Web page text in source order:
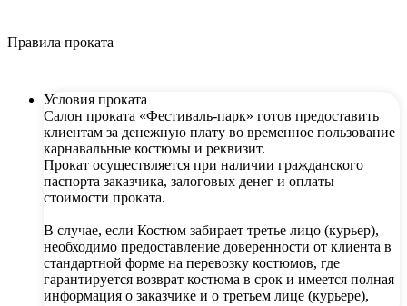
Правила проката
Условия проката
Салон проката «Фестиваль-парк» готов предоставить
клиентам за денежную плату во временное пользование
карнавальные костюмы и реквизит.
Прокат осуществляется при наличии гражданского
паспорта заказчика, залоговых денег и оплаты
стоимости проката.
В случае, если Костюм забирает третье лицо (курьер),
необходимо предоставление доверенности от клиента в
стандартной форме на перевозку костюмов, где
гарантируется возврат костюма в срок и имеется полная
информация о заказчике и о третьем лице (курьере),